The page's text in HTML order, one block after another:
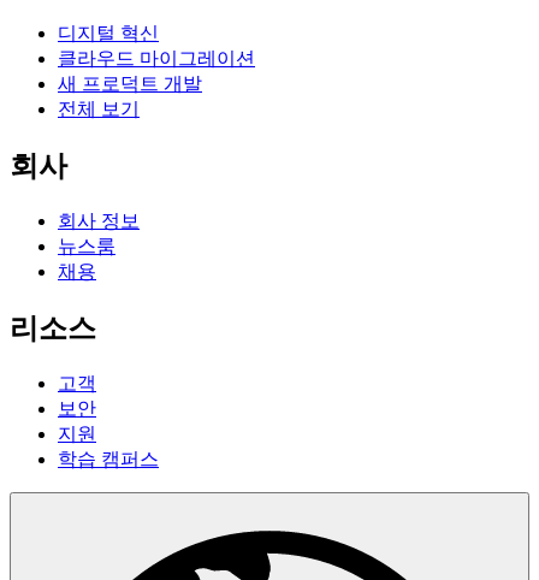
디지털 혁신
클라우드 마이그레이션
새 프로덕트 개발
전체 보기
회사
회사 정보
뉴스룸
채용
리소스
고객
보안
지원
학습 캠퍼스